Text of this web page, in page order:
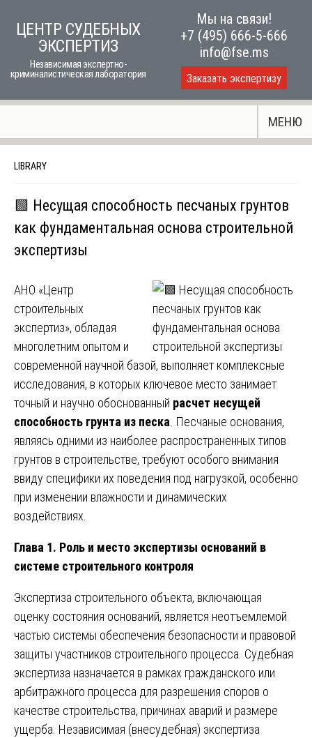
ЦЕНТР СУДЕБНЫХ
ЭКСПЕРТИЗ
Независимая экспертно-
криминалистическая лаборатория
Мы на связи!
+7 (495) 666-5-666
info@fse.ms
Заказать экспертизу
МЕНЮ
LIBRARY
🟩 Несущая способность песчаных грунтов
как фундаментальная основа строительной
экспертизы
АНО «Центр
строительных
экспертиз», обладая
многолетним опытом и
современной научной базой, выполняет комплексные
исследования, в которых ключевое место занимает
точный и научно обоснованный расчет несущей
способность грунта из песка . Песчаные основания,
являясь одними из наиболее распространенных типов
грунтов в строительстве, требуют особого внимания
ввиду специфики их поведения под нагрузкой, особенно
при изменении влажности и динамических
воздействиях.
Глава 1. Роль и место экспертизы оснований в
системе строительного контроля
Экспертиза строительного объекта, включающая
оценку состояния оснований, является неотъемлемой
частью системы обеспечения безопасности и правовой
защиты участников строительного процесса. Судебная
экспертиза назначается в рамках гражданского или
арбитражного процесса для разрешения споров о
качестве строительства, причинах аварий и размере
ущерба. Независимая (внесудебная) экспертиза